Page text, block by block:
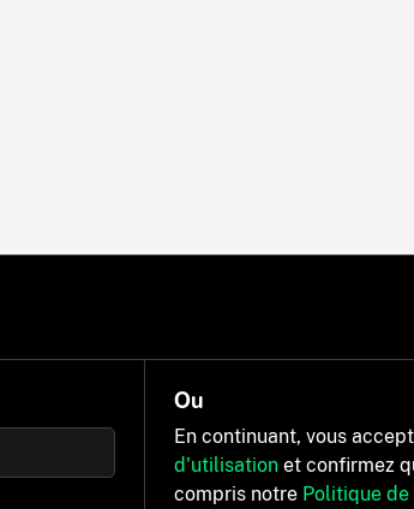
Ou
En continuant, vous
d'utilisation et confirmez
compris notre Politique